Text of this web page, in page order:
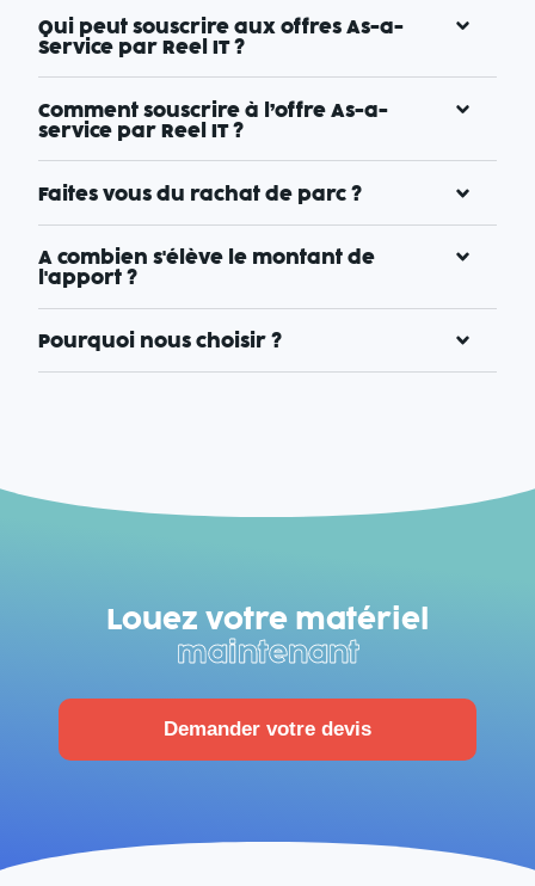
Qui peut souscrire aux offres As-a-
Service par Reel IT ?
Comment souscrire à l’offre As-a-
service par Reel IT ?
Faites vous du rachat de parc ?
A combien s'élève le montant de
l'apport ?
Pourquoi nous choisir ?
Louez votre matériel
maintenant
Demander votre devis